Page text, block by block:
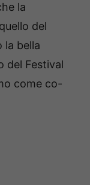
la
del
la bella
del Festival
come co-